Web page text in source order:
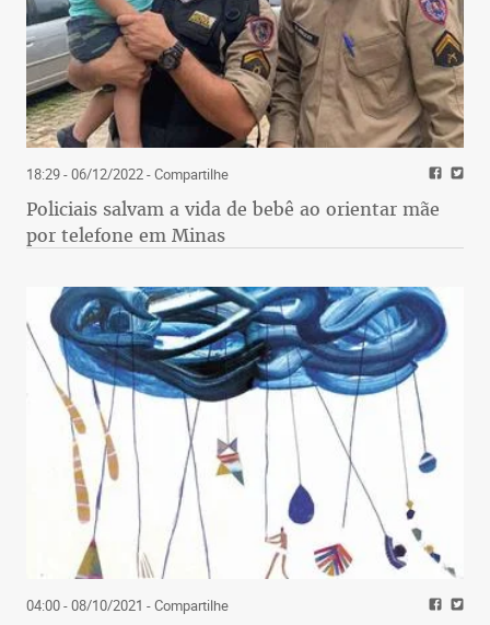
18:29 - 06/12/2022- Compartilhe
Policiais salvam a vida de bebê ao orientar mãe
por telefone em Minas
04:00 - 08/10/2021 - Compartilhe